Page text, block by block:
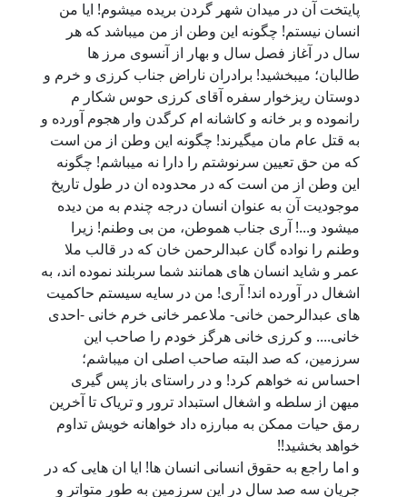
پایتخت آن در میدان شهر گردن بریده میشوم! ایا من
انسان نیستم! چگونه این وطن از من میباشد که هر
سال در آغاز فصل سال و بهار از آنسوی مرز ها
طالبان؛ میبخشید! برادران ناراض جناب کرزی و خرم و
دوستان ریزخوار سفره آقای کرزی حوس شکار م
رانموده و بر خانه و کاشانه ام کرگدن وار هجوم آورده و
به قتل عام مان میگیرند! چگونه این وطن از من است
که من حق تعیین سرنوشتم را دارا نه میباشم! چگونه
این وطن از من است که در محدوده ان در طول تاریخ
موجودیت آن به عنوان انسان درجه چندم به من دیده
میشود و...! آری جناب هموطن، من بی وطنم! زیرا
وطنم را نواده گان عبدالرحمن خان که در قالب ملا
عمر و شاید انسان های همانند شما سربلند نموده اند، به
اشغال در آورده اند! آری! من در سایه سیستم حاکمیت
های عبدالرحمن خانی- ملاعمر خانی خرم خانی -احدی
خانی.... و کرزی خانی هرگز خودم را صاحب این
سرزمین، که صد البته صاحب اصلی ان میباشم؛
احساس نه خواهم کرد! و در راستای باز پس گیری
میهن از سلطه و اشغال استبداد ترور و تریاک تا آخرین
رمق حیات ممکن به مبارزه داد خواهانه خویش تداوم
خواهد بخشید!!
و اما راجع به حقوق انسانی انسان ها! ایا ان هایی که در
جریان سه صد سال در این سرزمین به طور متواتر و